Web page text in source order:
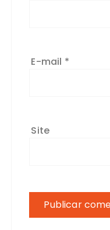
E-mail *
Site